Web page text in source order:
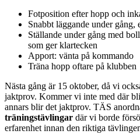
Fotposition efter hopp och
Snabbt läggande under gång,
Ställande under gång med
som ger klartecken
Apport: vänta på kommando
Träna hopp oftare på klubben
Nästa gång är 15 oktober, då vi
jaktprov. Kommer vi inte med där
annars blir det jaktprov. TÄS
träningstävlingar där vi borde
erfarenhet innan den riktiga